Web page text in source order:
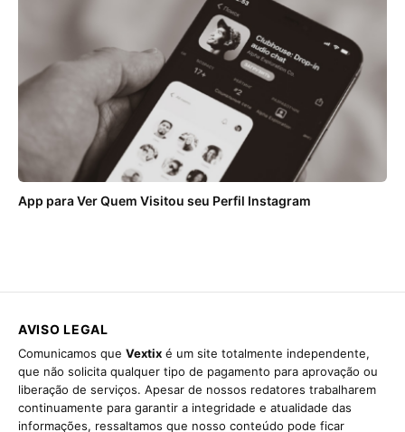
App para Ver Quem Visitou seu Perfil Instagram
AVISO LEGAL
Comunicamos que Vextix é um site totalmente independente,
que não solicita qualquer tipo de pagamento para aprovação ou
liberação de serviços. Apesar de nossos redatores trabalharem
continuamente para garantir a integridade e atualidade das
informações, ressaltamos que nosso conteúdo pode ficar